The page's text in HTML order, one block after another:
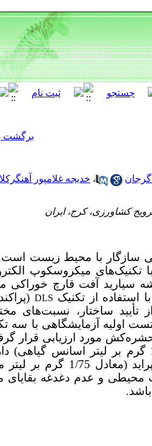
برگشت
، خدیجه غلامپور
کشاورزی، کرج، ایران
سازگار با محیط زیست است.
با تکنیک‌های میکروسکوپ
سیارید آفت قارچ خوراکی
استفاده از تکنیک DLS
نانومتر تعیین شد. پس از تأیید ساختار، نسبت‌های
اولیه آزمایشگاهی با سه
مورد ارزیابی قرار
در کنترل پشه سیارید قارچ خوراکی، نانوحشره‌کش گیاهی (با غلظت 1/5 ‌گرم بر لیتر اسانس
اثربخشی متوسط 99/7 درصد بود که در مقایسه با حشره‌کش ایمیداکلروپراید
محیطی و عدم دغدغه بقایای